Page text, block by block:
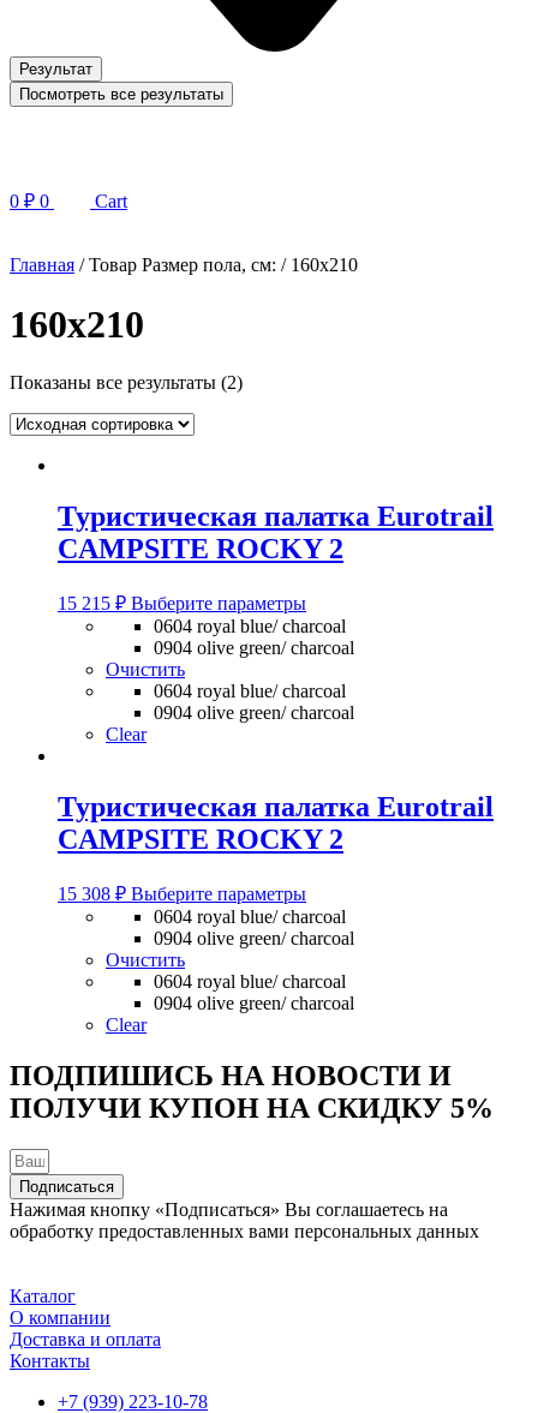
Результат
Посмотреть все результаты
0 ₽ 0 Cart
Главная / Товар Размер пола, см: / 160х210
160х210
Показаны все результаты (2)
Туристическая палатка Eurotrail
CAMPSITE ROCKY 2
15 215 ₽ Выберите параметрыЭтот
товар
имеет
вариаций.
Опции
странице
товара.
0604 royal blue/ charcoal
0904 olive green/ charcoal
Очистить
0604 royal blue/ charcoal
0904 olive green/ charcoal
Clear
Туристическая палатка Eurotrail
CAMPSITE ROCKY 2
15 308 ₽ Выберите параметрыЭтот
товар
имеет
вариаций.
Опции
на
странице
товара.
0604 royal blue/ charcoal
0904 olive green/ charcoal
Очистить
0604 royal blue/ charcoal
0904 olive green/ charcoal
Clear
ПОДПИШИСЬ НА НОВОСТИ И
ПОЛУЧИ КУПОН НА СКИДКУ 5%
Подписаться
Нажимая кнопку «Подписаться» Вы соглашаетесь на
обработку предоставленных вами персональных данных
Каталог
О компании
Доставка и оплата
Контакты
+7 (939) 223-10-78